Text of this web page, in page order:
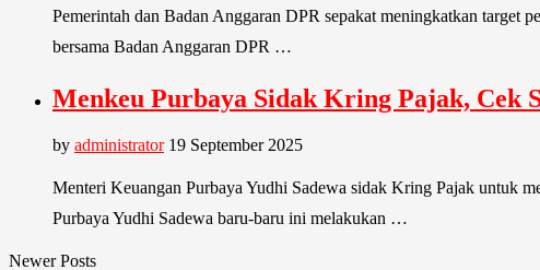
Pemerintah dan Badan Anggaran DPR sepakat meningkatkan
bersama Badan Anggaran DPR …
Menkeu Purbaya Sidak Kring Pajak, Cek
by administrator 19 September 2025
Menteri Keuangan Purbaya Yudhi Sadewa sidak Kring Pajak untuk
Purbaya Yudhi Sadewa baru-baru ini melakukan …
Newer Posts